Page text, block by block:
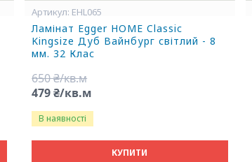
EHL065
Ламінат Egger HOME Classic
Kingsize Дуб Вайнбург світлий - 8
мм. 32 Клас
650 ₴/кв.м
479 ₴/кв.м
В наявності
КУПИТИ